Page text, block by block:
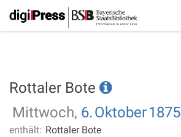
Rottaler Bote
Mittwoch, 6.Oktober1875
enthält: Rottaler Bote